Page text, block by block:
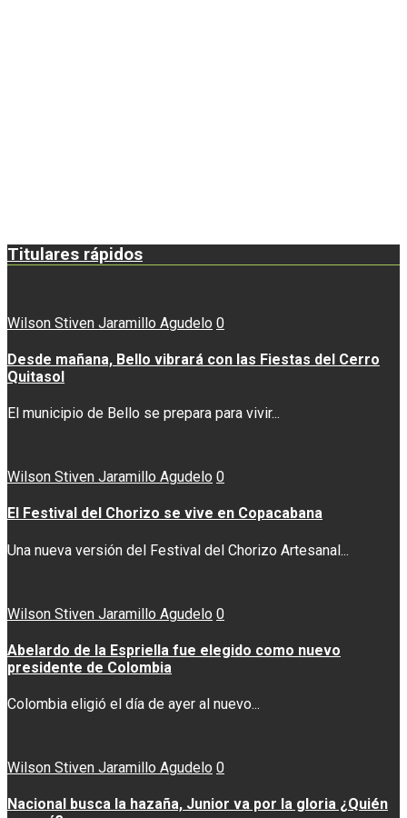
Titulares rápidos
Wilson Stiven Jaramillo Agudelo 0
Desde mañana, Bello vibrará con las Fiestas del Cerro
Quitasol
El municipio de Bello se prepara para vivir...
Wilson Stiven Jaramillo Agudelo 0
El Festival del Chorizo se vive en Copacabana
Una nueva versión del Festival del Chorizo Artesanal...
Wilson Stiven Jaramillo Agudelo 0
Abelardo de la Espriella fue elegido como nuevo
presidente de Colombia
Colombia eligió el día de ayer al nuevo...
Wilson Stiven Jaramillo Agudelo 0
Nacional busca la hazaña, Junior va por la gloria ¿Quién